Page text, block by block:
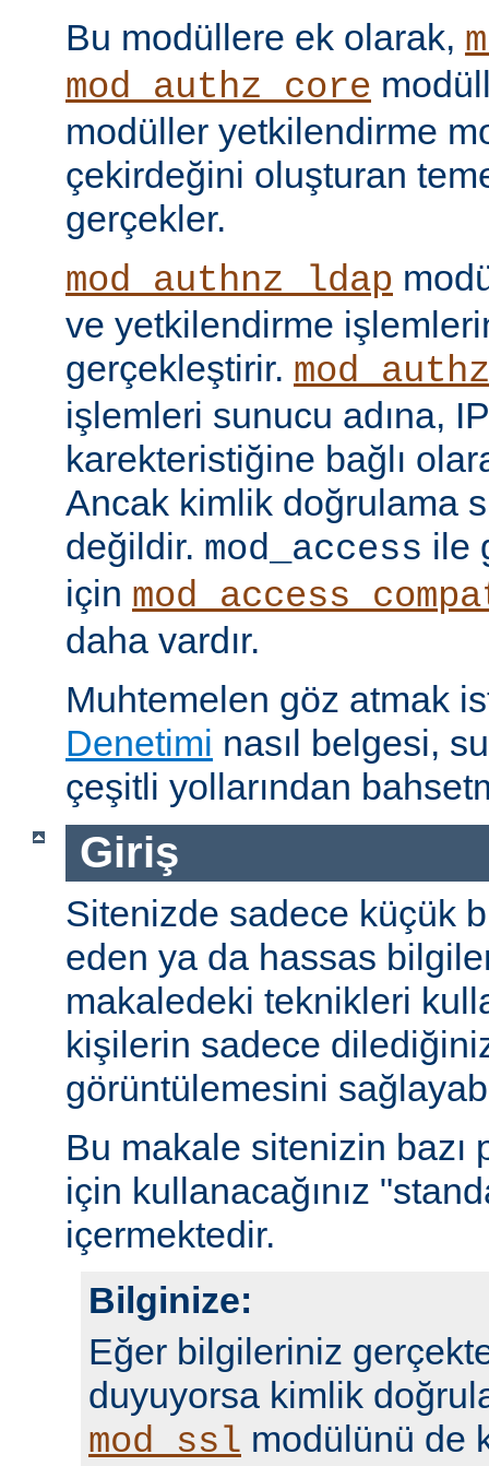
Bu modüllere ek olarak,
mod_authz_core
modüller yetkilendirme
çekirdeğini oluşturan
gerçekler.
mod_authnz_ldap
ve yetkilendirme
gerçekleştirir.
işlemleri sunucu adına,
karekteristiğine bağlı
Ancak kimlik doğrulama
değildir. mod_access ile
için
daha vardır.
Muhtemelen göz atmak
Denetimi nasıl belgesi,
çeşitli yollarından
Giriş
Sitenizde sadece küçük
eden ya da hassas
makaledeki teknikleri
kişilerin sadece
görüntülemesini
Bu makale sitenizin bazı
için kullanacağınız
içermektedir.
Bilginize:
Eğer bilgileriniz
duyuyorsa kimlik
mod_ssl modülünü de